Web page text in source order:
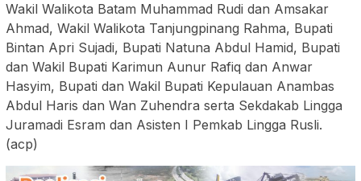
Wakil Walikota Batam Muhammad Rudi dan Amsakar
Ahmad, Wakil Walikota Tanjungpinang Rahma, Bupati
Bintan Apri Sujadi, Bupati Natuna Abdul Hamid, Bupati
dan Wakil Bupati Karimun Aunur Rafiq dan Anwar
Hasyim, Bupati dan Wakil Bupati Kepulauan Anambas
Abdul Haris dan Wan Zuhendra serta Sekdakab Lingga
Juramadi Esram dan Asisten I Pemkab Lingga Rusli.
(acp)